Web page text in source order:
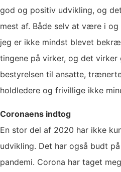
god og positiv udvikling, og
mest af. Både selv at være i
jeg er ikke mindst blevet
tingene på virker, og det virker
bestyrelsen til ansatte,
holdledere og frivillige ikke
Coronaens indtog
En stor del af 2020 har ikke
udvikling. Det har også budt
pandemi. Corona har taget